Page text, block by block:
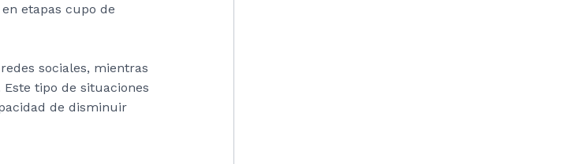
etapas cupo de
sociales, mientras
tipo de situaciones
de disminuir